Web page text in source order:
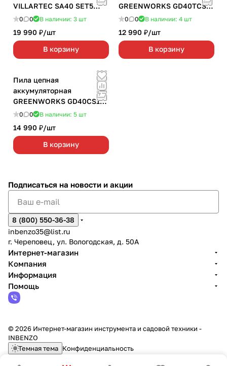
VILLARTEC SA40 SET5
1х5,0 Ач
0 0 В наличии: 3 шт
19 990 ₽/шт
В корзину
GREENWORKS GD40TCS
без АКБ и З/У
0 0 В наличии: 4 шт
12 990 ₽/шт
В корзину
Пила цепная
аккумуляторная
GREENWORKS GD40CS18
без АКБ и З/У
0 0 В наличии: 5 шт
14 990 ₽/шт
В корзину
Подписаться на новости и акции
8 (800) 550-36-38
inbenzo35@list.ru
г. Череповец, ул. Вологодская, д. 50А
Интернет-магазин
Компания
Информация
Помощь
© 2026 Интернет-магазин инструмента и садовой техники -
INBENZO
Темная тема Конфиденциальность